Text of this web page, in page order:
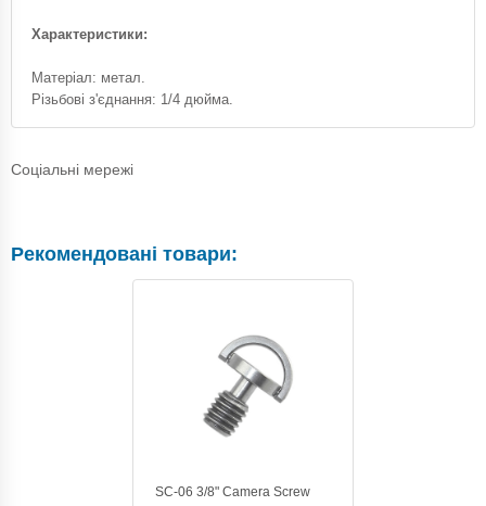
Характеристики:
Матеріал: метал.
Різьбові з'єднання: 1/4 дюйма.
Соціальні мережі
Рекомендовані товари:
SC-06 3/8" Camera Screw